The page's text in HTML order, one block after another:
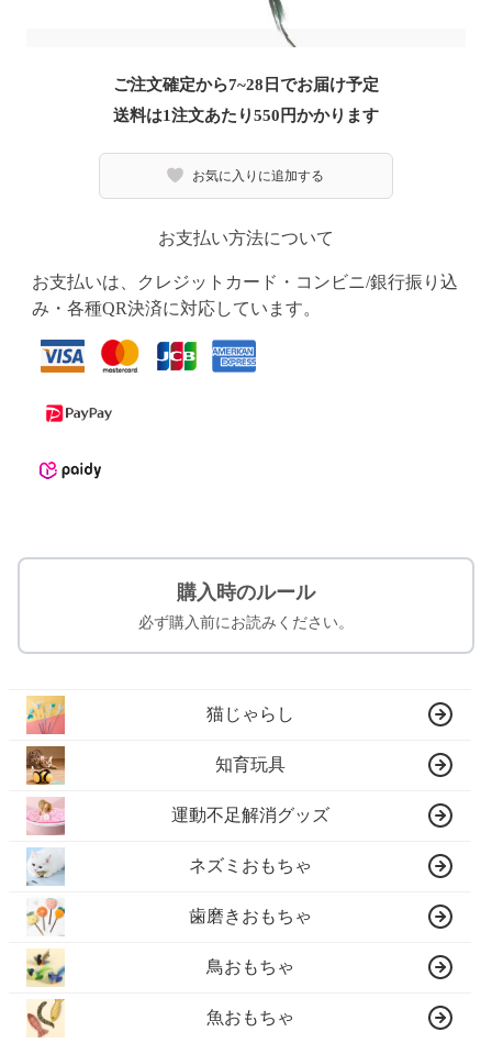
ご注文確定から7~28日でお届け予定
送料は1注文あたり550 円かかります
お気に入りに追加する
お支払い方法について
お支払いは、クレジットカード・コンビニ/銀行振り込
み・各種QR決済に対応しています。
購入時のルール
必ず購入前にお読みください。
猫じゃらし
知育玩具
運動不足解消グッズ
ネズミおもちゃ
歯磨きおもちゃ
鳥おもちゃ
魚おもちゃ